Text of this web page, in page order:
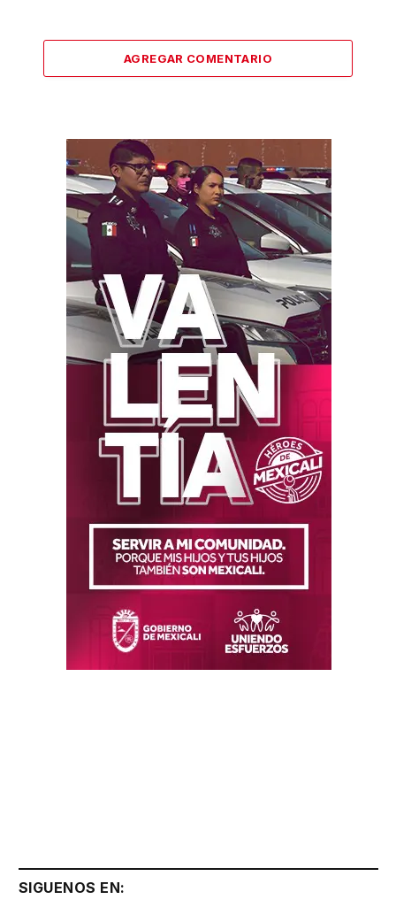
AGREGAR COMENTARIO
SIGUENOS EN: